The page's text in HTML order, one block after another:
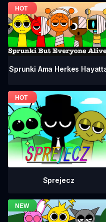
Sprunki Ama Herkes
Sprejecz